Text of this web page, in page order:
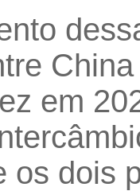
em
os dois